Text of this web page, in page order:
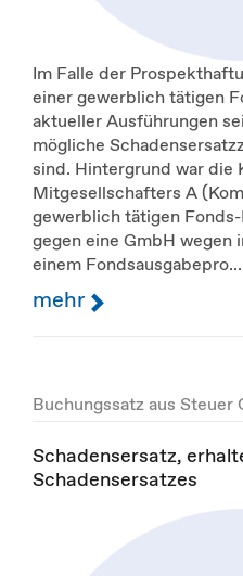
Im Falle der
einer gewerblich tätigen
aktueller Ausführungen
mögliche
sind. Hintergrund war die
Mitgesellschafters A
gewerblich tätigen
gegen eine GmbH wegen
einem Fondsausgabepro...
mehr
Buchungssatz aus
Schadensersatz,
Schadensersatzes